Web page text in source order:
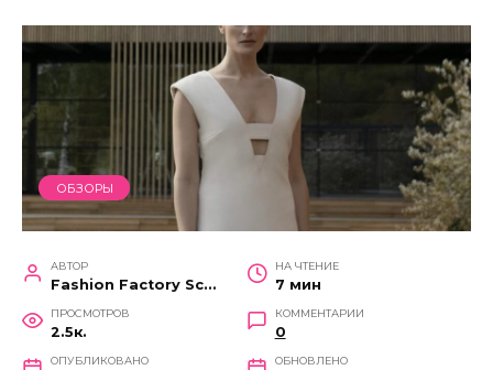
ОБЗОРЫ
АВТОР
Fashion Factory School
НА ЧТЕНИЕ
7 мин
ПРОСМОТРОВ
2.5к.
КОММЕНТАРИИ
0
ОПУБЛИКОВАНО ОБНОВЛЕНО